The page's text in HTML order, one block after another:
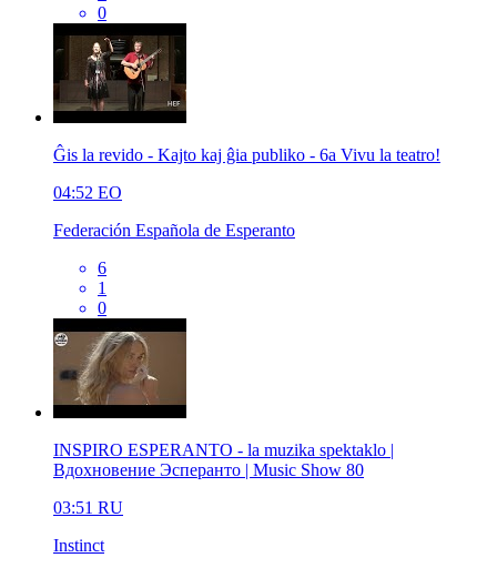
0
Ĝis la revido - Kajto kaj ĝia publiko - 6a Vivu la teatro!
04:52 EO
Federación Española de Esperanto
6
1
0
INSPIRO ESPERANTO - la muzika spektaklo |
Вдохновение Эсперанто | Music Show 80
03:51 RU
Instinct